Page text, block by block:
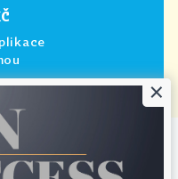
HN+ je zcela bez reklam.
×